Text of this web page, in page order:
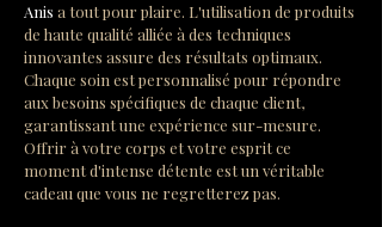
Anis a tout pour plaire. L'utilisation de produits
de haute qualité alliée à des techniques
innovantes assure des résultats optimaux.
Chaque soin est personnalisé pour répondre
aux besoins spécifiques de chaque client,
garantissant une expérience sur-mesure.
Offrir à votre corps et votre esprit ce
moment d'intense détente est un véritable
cadeau que vous ne regretterez pas.